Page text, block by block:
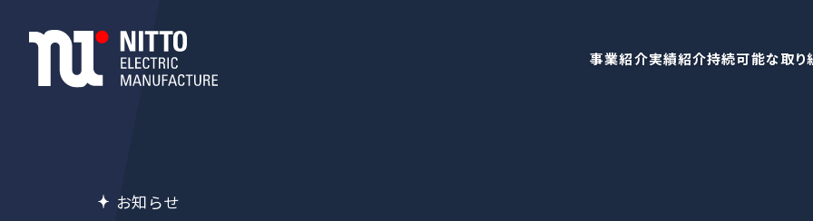
事業紹介実績紹介持続可能な取り
お知らせ